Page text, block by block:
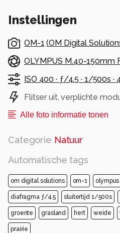
Instellingen
OM-1 (OM Digital
OLYMPUS M.40-150mm
ISO 400 · ƒ/4.5 · 1/500s ·
Flitser uit, verplichte
Alle foto informatie tonen
Categorie Natuur
Automatische tags
om digital solutions om-1
diafragma ƒ/4.5 sluitertijd 1/500s
groente grasland hert weide
prairie